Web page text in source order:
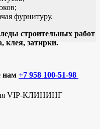
нам +7 958 100-51-98
VIP-КЛИНИНГ
фурнитуру.
строительных работ
клея, затирки.